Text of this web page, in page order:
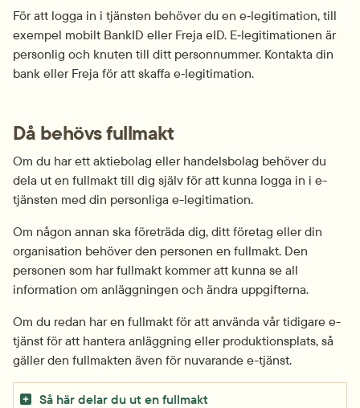
För att logga in i tjänsten behöver du en e‑legitimation, till
exempel mobilt BankID eller Freja eID. E‑legitimationen är
personlig och knuten till ditt personnummer. Kontakta din
bank eller Freja för att skaffa e‑legitimation.
Då behövs fullmakt
Om du har ett aktiebolag eller handelsbolag behöver du
dela ut en fullmakt till dig själv för att kunna logga in i e-
tjänsten med din personliga e-legitimation.
Om någon annan ska företräda dig, ditt företag eller din
organisation behöver den personen en fullmakt. Den
personen som har fullmakt kommer att kunna se all
information om anläggningen och ändra uppgifterna.
Om du redan har en fullmakt för att använda vår tidigare e-
tjänst för att hantera anläggning eller produktionsplats, så
gäller den fullmakten även för nuvarande e-tjänst.
Så här delar du ut en fullmakt